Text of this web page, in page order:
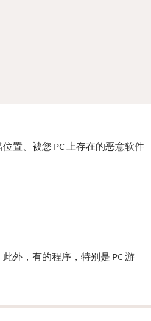
置、被您 PC 上存在的恶意软件
外，有的程序，特别是 PC 游